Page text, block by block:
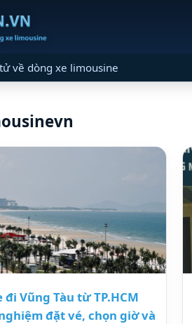
về dòng xe limousine
Vũng Tàu từ TP.HCM
đặt vé, chọn giờ và